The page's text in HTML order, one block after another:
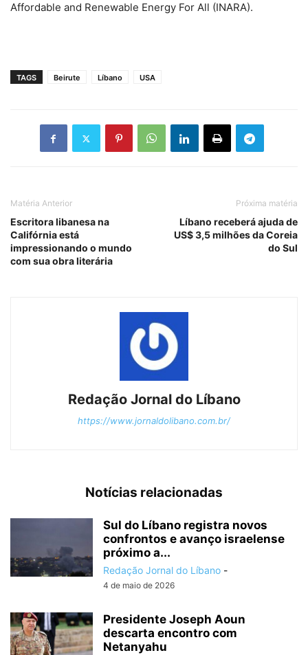
Affordable and Renewable Energy For All (INARA).
TAGS Beirute Líbano USA
Matéria Anterior
Escritora libanesa na
Califórnia está
impressionando o mundo
com sua obra literária
Próxima matéria
Líbano receberá ajuda de
US$ 3,5 milhões da Coreia
do Sul
Redação Jornal do Líbano
https://www.jornaldolibano.com.br/
Notícias relacionadas
Sul do Líbano registra novos
confrontos e avanço israelense
próximo a...
Redação Jornal do Líbano -
4 de maio de 2026
Presidente Joseph Aoun
descarta encontro com
Netanyahu